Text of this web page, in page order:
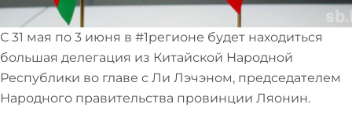
С 31 мая по 3 июня в #1регионе будет находиться
большая делегация из Китайской Народной
Республики во главе с Ли Лэчэном, председателем
Народного правительства провинции Ляонин.